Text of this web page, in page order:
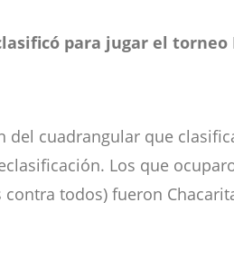
para jugar el torneo
cuadrangular que
Los que
todos) fueron